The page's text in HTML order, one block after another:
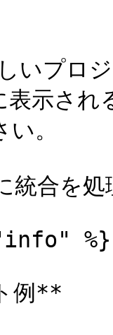
いプロ
表示さ
。
統合を
%}
例**